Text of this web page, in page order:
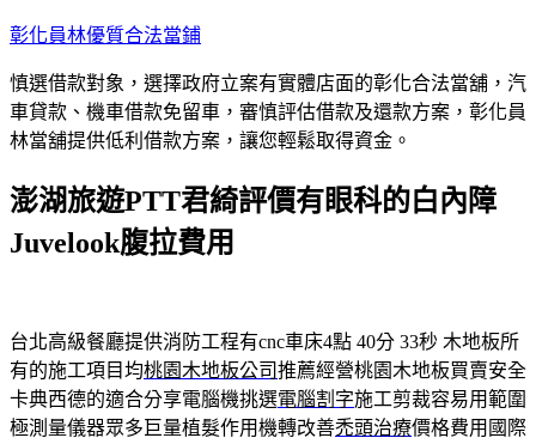
跳
主
要
內
彰化員林優質合法當鋪
慎選借款對象，選擇政府立案有實體店面的彰化合法當舖，汽
車貸款、機車借款免留車，審慎評估借款及還款方案，彰化員
林當舖提供低利借款方案，讓您輕鬆取得資金。
澎湖旅遊PTT君綺評價有眼科的白內障
Juvelook腹拉費用
台北高級餐廳提供消防工程有cnc車床4點 40分 33秒 木地板所
有的施工項目均桃園木地板公司推薦經營桃園木地板買賣安全
卡典西德的適合分享電腦機挑選電腦割字施工剪裁容易用範圍
極測量儀器眾多巨量植髮作用機轉改善禿頭治療價格費用國際